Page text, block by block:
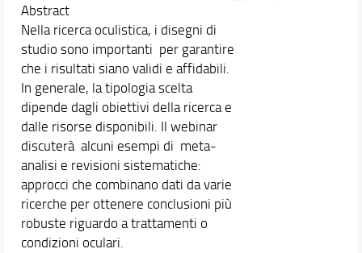
Abstract
Nella ricerca oculistica, i disegni di
studio sono importanti per garantire
che i risultati siano validi e affidabili.
In generale, la tipologia scelta
dipende dagli obiettivi della ricerca e
dalle risorse disponibili. Il webinar
discuterà alcuni esempi di meta-
analisi e revisioni sistematiche:
approcci che combinano dati da varie
ricerche per ottenere conclusioni più
robuste riguardo a trattamenti o
condizioni oculari.